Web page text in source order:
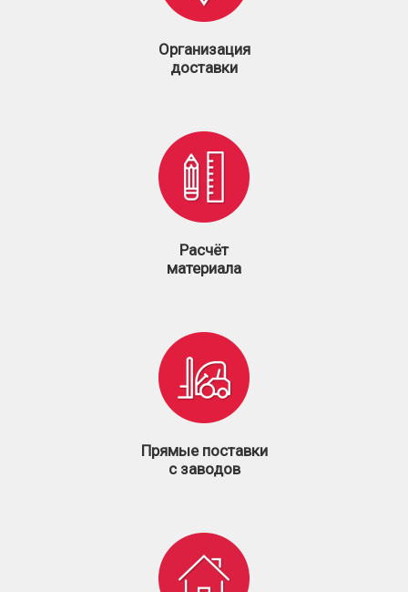
Организация
доставки
Расчёт
материала
Прямые поставки
с заводов